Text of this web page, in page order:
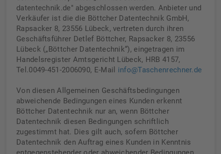
datentechnik.de" abgeschlossen werden. Anbieter und
Verkäufer ist die die Böttcher Datentechnik GmbH,
Rapsacker 8, 23556 Lübeck, vertreten durch ihren
Geschäftsführer Detlef Böttcher, Rapsacker 8, 23556
Lübeck („Böttcher Datentechnik“), eingetragen im
Handelsregister Amtsgericht Lübeck, HRB 4157,
Tel.0049-451-2006090, E-Mail info@Taschenrechner.de
Von diesen Allgemeinen Geschäftsbedingungen
abweichende Bedingungen eines Kunden erkennt
Böttcher Datentechnik nur an, wenn Böttcher
Datentechnik diesen Bedingungen schriftlich
zugestimmt hat. Dies gilt auch, sofern Böttcher
Datentechnik den Auftrag eines Kunden in Kenntnis